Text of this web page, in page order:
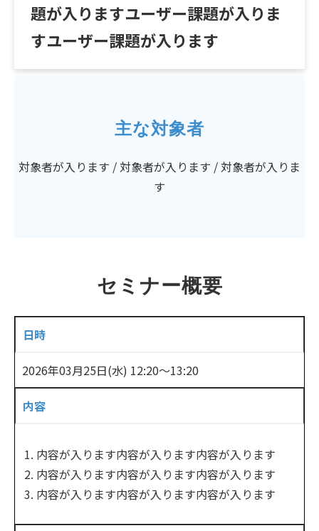
題が入りますユーザー課題が入りま
すユーザー課題が入ります
主な対象者
対象者が入ります / 対象者が入ります / 対象者が入りま
す
セミナー概要
日時
2026年03月25日(水) 12:20〜13:20
内容
内容が入ります内容が入ります内容が入ります
内容が入ります内容が入ります内容が入ります
内容が入ります内容が入ります内容が入ります